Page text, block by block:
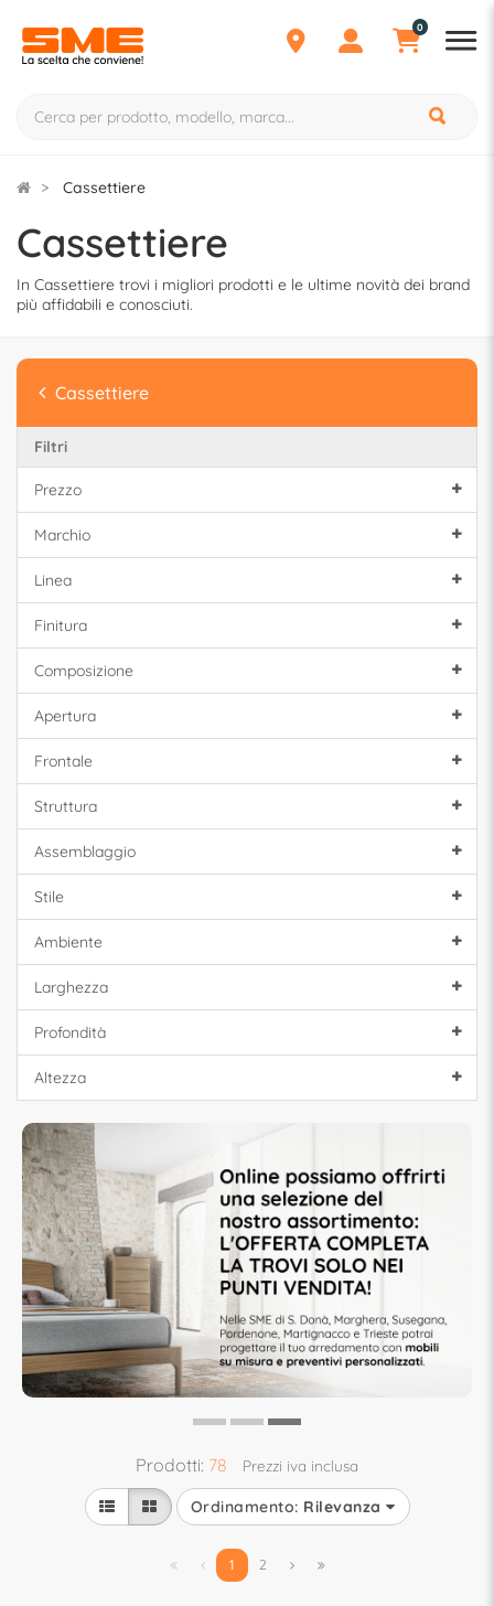
0
Cassettiere
Cassettiere
In Cassettiere trovi i migliori prodotti e le ultime novità dei brand
più affidabili e conosciuti.
Cassettiere
Filtri
Prezzo
Marchio
Linea
Finitura
Composizione
Apertura
Frontale
Struttura
Assemblaggio
Stile
Ambiente
Larghezza
Profondità
Altezza
Prodotti: 78 Prezzi iva inclusa
Ordinamento: Rilevanza
  1 2  